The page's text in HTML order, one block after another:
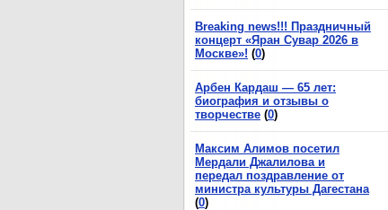
Breaking news!!! Праздничный
концерт «Яран Сувар 2026 в
Москве»! (0)
Арбен Кардаш — 65 лет:
биография и отзывы о
творчестве (0)
Максим Алимов посетил
Мердали Джалилова и
передал поздравление от
министра культуры Дагестана
(0)